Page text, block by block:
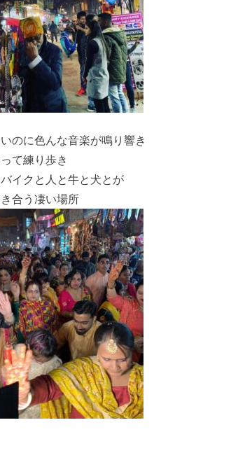
のに色んな音楽が鳴り響き
て練り歩き
イクと人と牛と犬とが
合う凄い場所